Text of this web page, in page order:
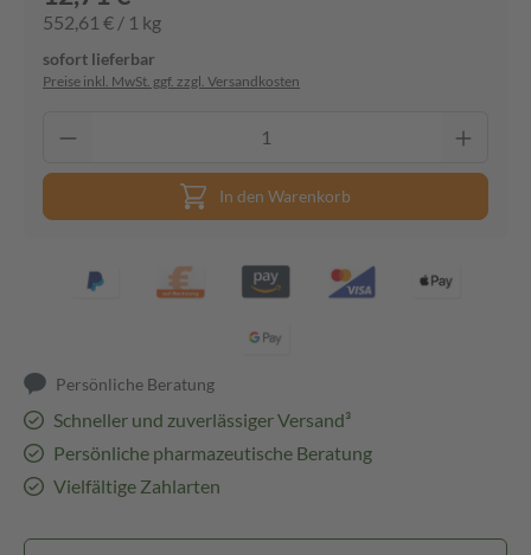
552,61 € / 1 kg
sofort lieferbar
Preise inkl. MwSt. ggf. zzgl. Versandkosten
In den Warenkorb
Persönliche Beratung
Schneller und zuverlässiger Versand³
Persönliche pharmazeutische Beratung
Vielfältige Zahlarten